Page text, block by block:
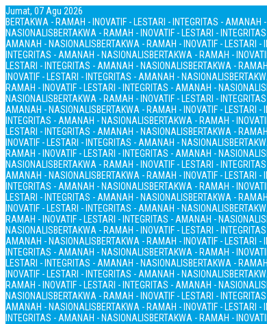
Jumat, 07 Agu 2026
BERTAKWA - RAMAH - INOVATIF - LESTARI - INTEGRITAS - AMANAH
NASIONALISBERTAKWA - RAMAH - INOVATIF - LESTARI -
AMANAH - NASIONALISBERTAKWA - RAMAH - INOVATIF - LESTARI
INTEGRITAS - AMANAH - NASIONALISBERTAKWA - RAMAH -
LESTARI - INTEGRITAS - AMANAH - NASIONALISBERTAKWA -
INOVATIF - LESTARI - INTEGRITAS - AMANAH - NASIONALIS
RAMAH - INOVATIF - LESTARI - INTEGRITAS - AMANAH - NASIONALIS
NASIONALISBERTAKWA - RAMAH - INOVATIF - LESTARI -
AMANAH - NASIONALISBERTAKWA - RAMAH - INOVATIF - LESTARI
INTEGRITAS - AMANAH - NASIONALISBERTAKWA - RAMAH -
LESTARI - INTEGRITAS - AMANAH - NASIONALISBERTAKWA -
INOVATIF - LESTARI - INTEGRITAS - AMANAH - NASIONALIS
RAMAH - INOVATIF - LESTARI - INTEGRITAS - AMANAH - NASIONALIS
NASIONALISBERTAKWA - RAMAH - INOVATIF - LESTARI -
AMANAH - NASIONALISBERTAKWA - RAMAH - INOVATIF - LESTARI
INTEGRITAS - AMANAH - NASIONALISBERTAKWA - RAMAH -
LESTARI - INTEGRITAS - AMANAH - NASIONALISBERTAKWA -
INOVATIF - LESTARI - INTEGRITAS - AMANAH - NASIONALIS
RAMAH - INOVATIF - LESTARI - INTEGRITAS - AMANAH - NASIONALIS
NASIONALISBERTAKWA - RAMAH - INOVATIF - LESTARI -
AMANAH - NASIONALISBERTAKWA - RAMAH - INOVATIF - LESTARI
INTEGRITAS - AMANAH - NASIONALISBERTAKWA - RAMAH -
LESTARI - INTEGRITAS - AMANAH - NASIONALISBERTAKWA -
INOVATIF - LESTARI - INTEGRITAS - AMANAH - NASIONALIS
RAMAH - INOVATIF - LESTARI - INTEGRITAS - AMANAH - NASIONALIS
NASIONALISBERTAKWA - RAMAH - INOVATIF - LESTARI -
AMANAH - NASIONALISBERTAKWA - RAMAH - INOVATIF - LESTARI
INTEGRITAS - AMANAH - NASIONALISBERTAKWA - RAMAH -